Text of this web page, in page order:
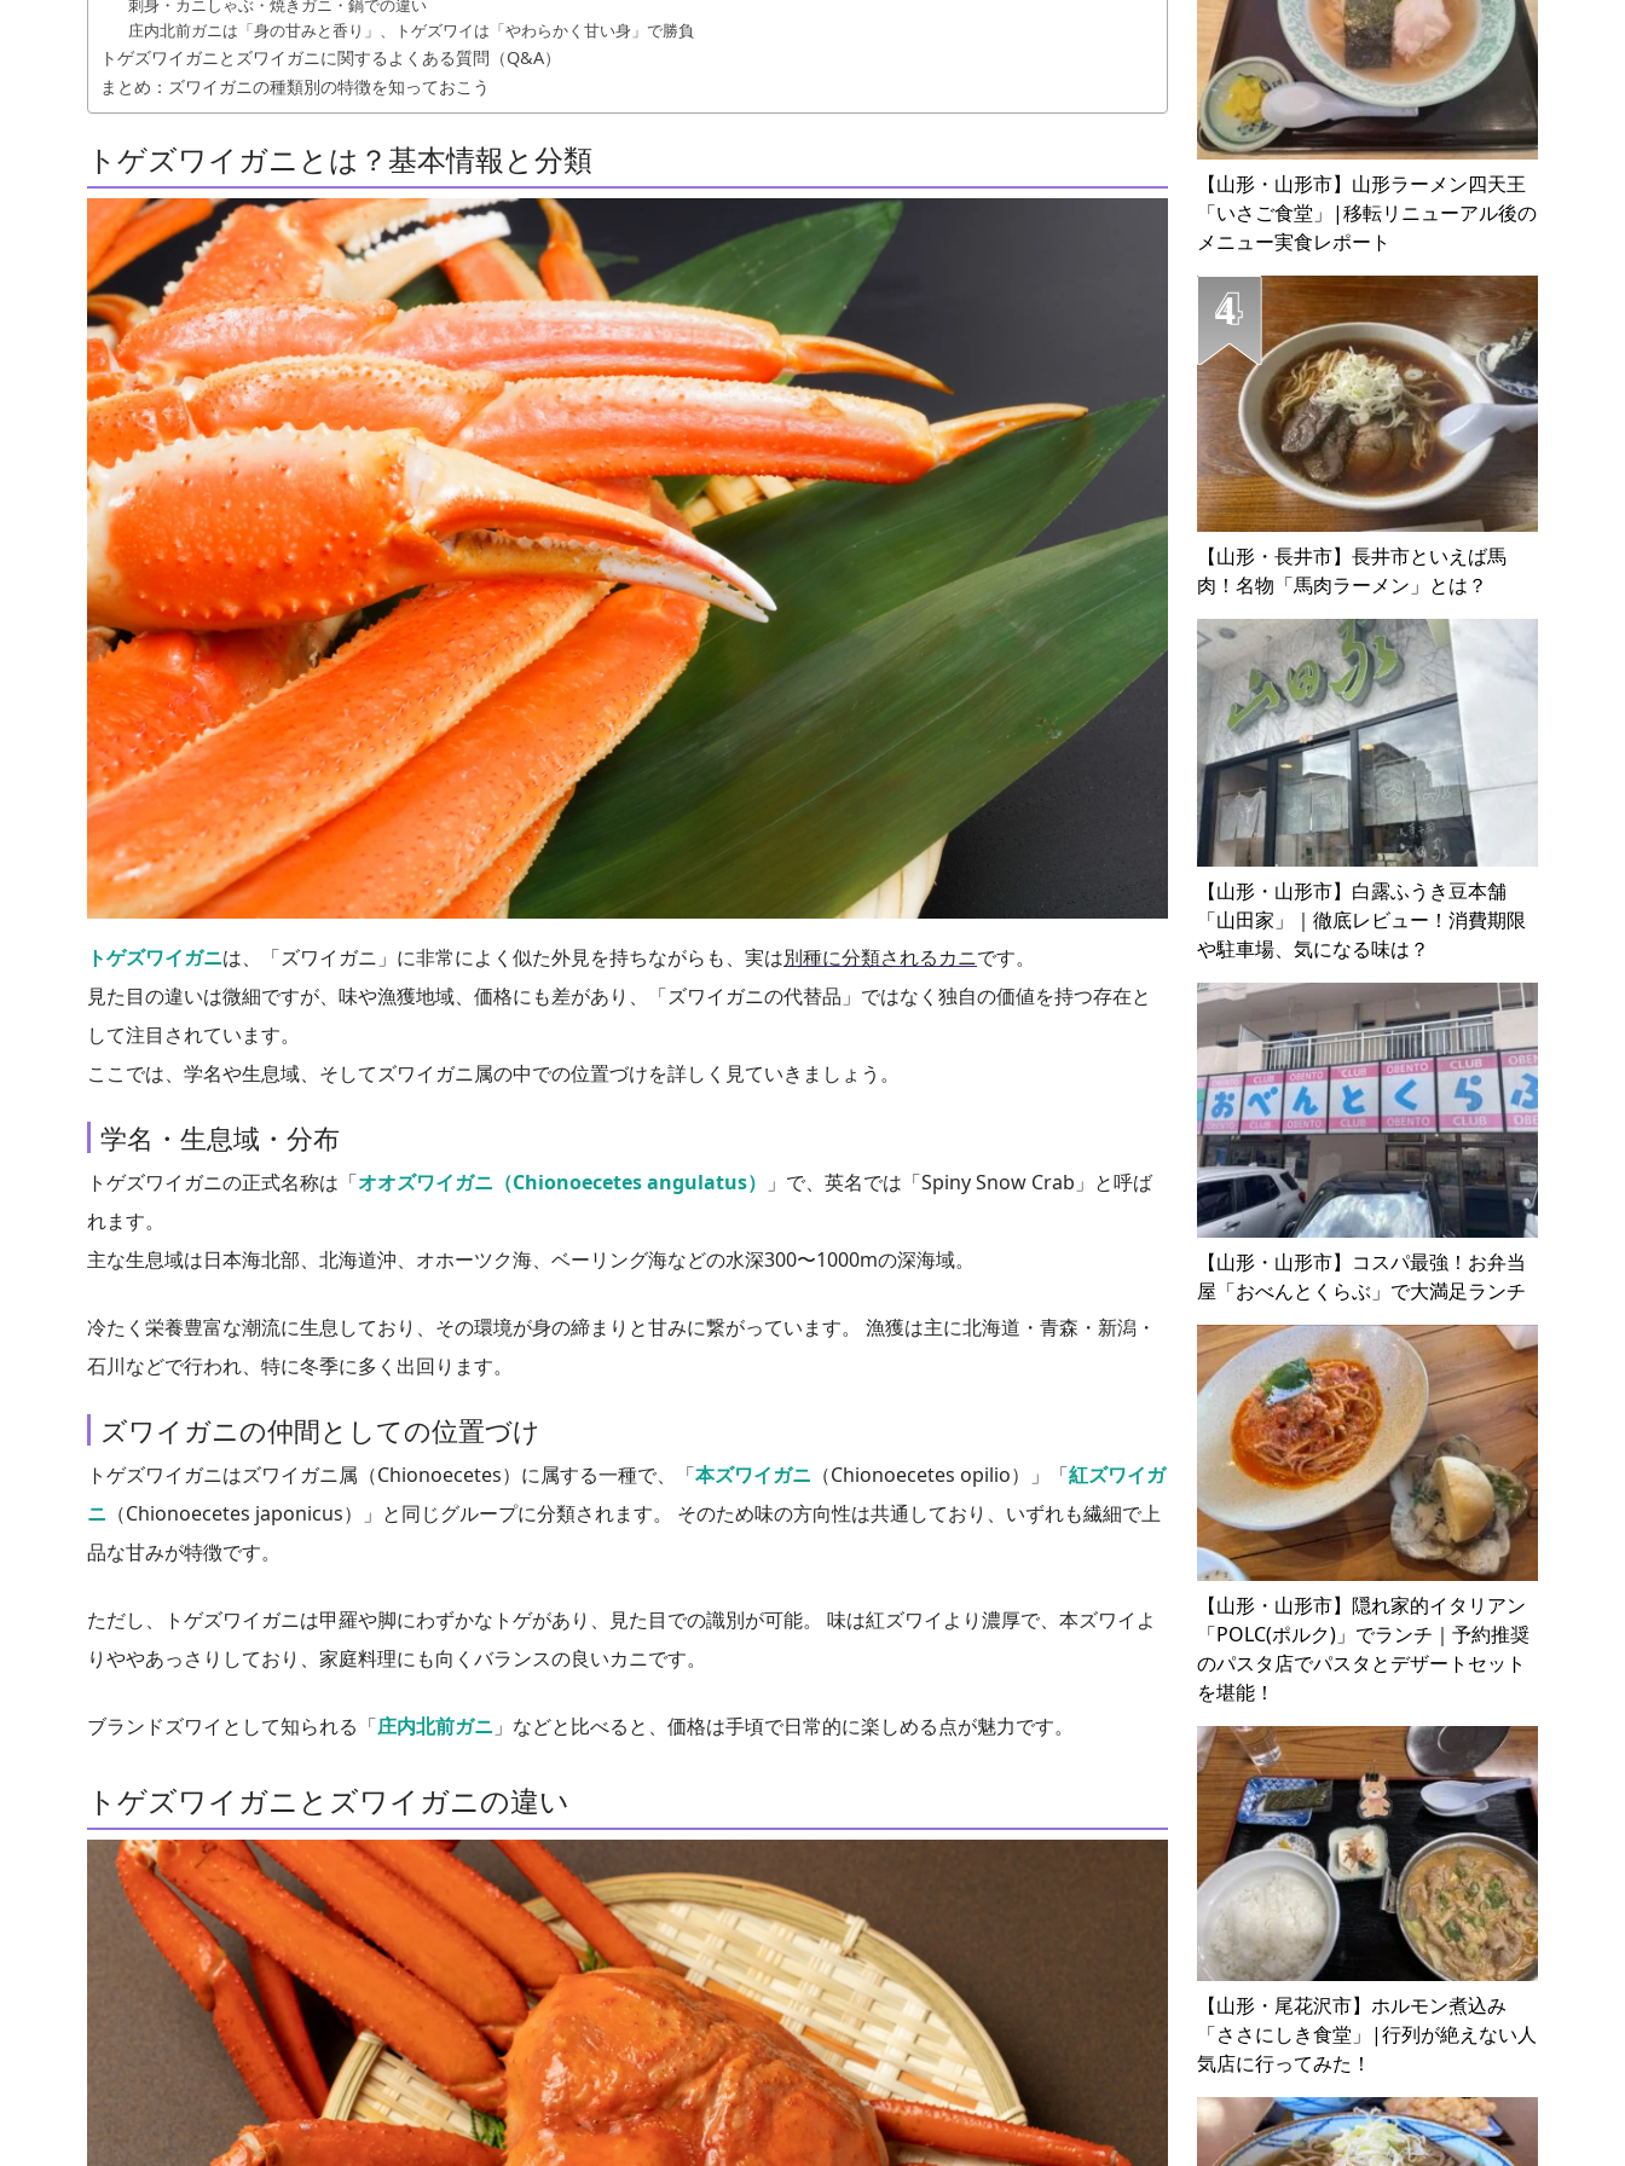
刺身・カニしゃぶ・焼きガニ・鍋での違い
庄内北前ガニは「身の甘みと香り」、トゲズワイは「やわらかく甘い身」で勝負
トゲズワイガニとズワイガニに関するよくある質問（Q&A）
まとめ：ズワイガニの種類別の特徴を知っておこう
トゲズワイガニとは？基本情報と分類
トゲズワイガニは、「ズワイガニ」に非常によく似た外見を持ちながらも、実は別種に分類されるカニです。
見た目の違いは微細ですが、味や漁獲地域、価格にも差があり、「ズワイガニの代替品」ではなく独自の価値を持つ存在と
して注目されています。
ここでは、学名や生息域、そしてズワイガニ属の中での位置づけを詳しく見ていきましょう。
学名・生息域・分布
トゲズワイガニの正式名称は「オオズワイガニ（Chionoecetes angulatus）
」で、英名では「Spiny Snow Crab」と呼ば
れます。
主な生息域は日本海北部、北海道沖、オホーツク海、ベーリング海などの水深300〜1000mの深海域。
冷たく栄養豊富な潮流に生息しており、その環境が身の締まりと甘みに繋がっています。 漁獲は主に北海道・青森・新潟・
石川などで行われ、特に冬季に多く出回ります。
ズワイガニの仲間としての位置づけ
トゲズワイガニはズワイガニ属（Chionoecetes）に属する一種で、「本ズワイガニ （Chionoecetes opilio）」「紅ズワイガ
ニ （Chionoecetes japonicus）」と同じグループに分類されます。 そのため味の方向性は共通しており、いずれも繊細で上
品な甘みが特徴です。
ただし、トゲズワイガニは甲羅や脚にわずかなトゲがあり、見た目での識別が可能。 味は紅ズワイより濃厚で、本ズワイよ
りややあっさりしており、家庭料理にも向くバランスの良いカニです。
ブランドズワイとして知られる「庄内北前ガニ 」などと比べると、価格は手頃で日常的に楽しめる点が魅力です。
トゲズワイガニとズワイガニの違い
【山形・山形市】山形ラーメン四天王
「いさご食堂」|移転リニューアル後の
メニュー実食レポート
【山形・長井市】長井市といえば馬
肉！名物「馬肉ラーメン」とは？
【山形・山形市】白露ふうき豆本舗
「山田家」｜徹底レビュー！消費期限
や駐車場、気になる味は？
【山形・山形市】コスパ最強！お弁当
屋「おべんとくらぶ」で大満足ランチ
【山形・山形市】隠れ家的イタリアン
「POLC(ポルク)」でランチ｜予約推奨
のパスタ店でパスタとデザートセット
を堪能！
【山形・尾花沢市】ホルモン煮込み
「ささにしき食堂」|行列が絶えない人
気店に行ってみた！